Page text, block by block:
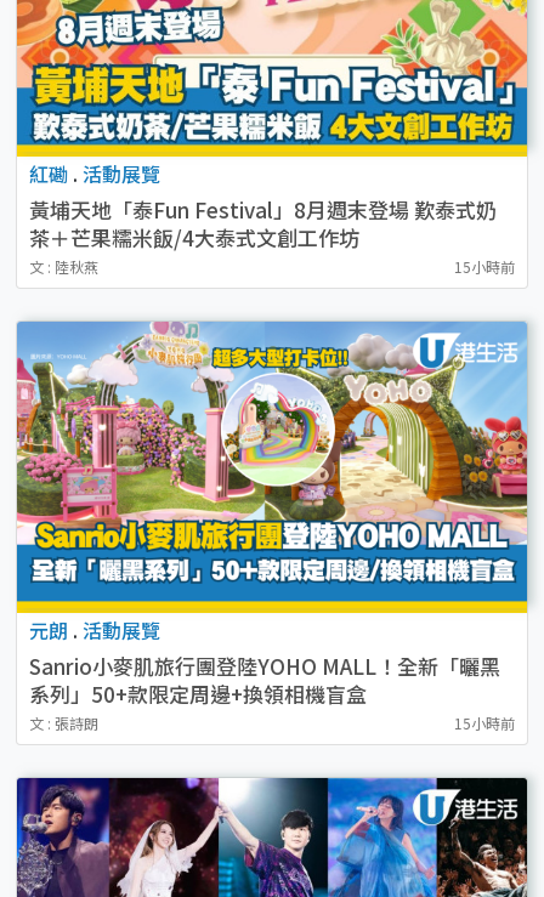
紅磡 . 活動展覽
黃埔天地「泰Fun Festival」8月週末登場 歎泰式奶
茶＋芒果糯米飯/4大泰式文創工作坊
文 : 陸秋燕 15小時前
元朗 . 活動展覽
Sanrio小麥肌旅行團登陸YOHO MALL！全新「曬黑
系列」50+款限定周邊+換領相機盲盒
文 : 張詩朗 15小時前